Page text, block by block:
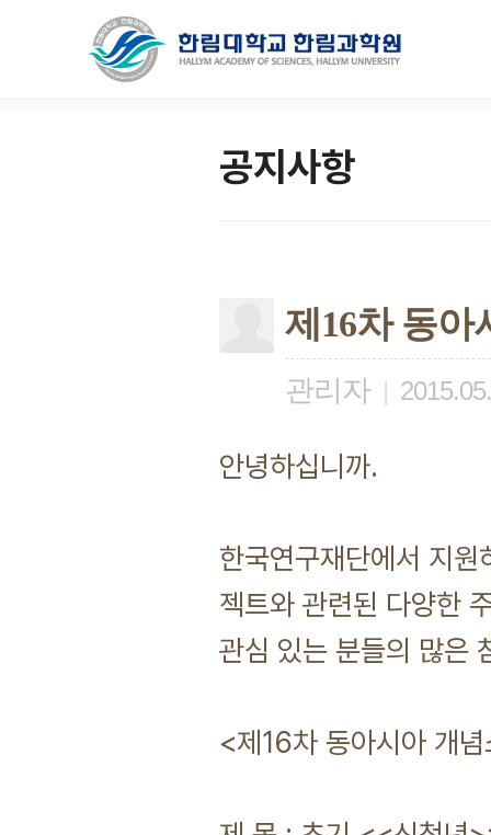
공지사항
제16차 동아
관리자 |
안녕하십니까.
한국연구재단에서 지
젝트와 관련된 다양한
관심 있는 분들의 많은
<제16차 동아시아 개